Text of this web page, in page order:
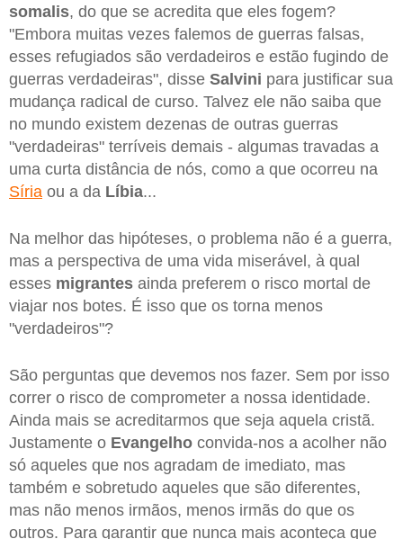
somalis, do que se acredita que eles fogem?
"Embora muitas vezes falemos de guerras falsas,
esses refugiados são verdadeiros e estão fugindo de
guerras verdadeiras", disse Salvini para justificar sua
mudança radical de curso. Talvez ele não saiba que
no mundo existem dezenas de outras guerras
"verdadeiras" terríveis demais - algumas travadas a
uma curta distância de nós, como a que ocorreu na
Síria ou a da Líbia...
Na melhor das hipóteses, o problema não é a guerra,
mas a perspectiva de uma vida miserável, à qual
esses migrantes ainda preferem o risco mortal de
viajar nos botes. É isso que os torna menos
"verdadeiros"?
São perguntas que devemos nos fazer. Sem por isso
correr o risco de comprometer a nossa identidade.
Ainda mais se acreditarmos que seja aquela cristã.
Justamente o Evangelho convida-nos a acolher não
só aqueles que nos agradam de imediato, mas
também e sobretudo aqueles que são diferentes,
mas não menos irmãos, menos irmãs do que os
outros. Para garantir que nunca mais aconteça que